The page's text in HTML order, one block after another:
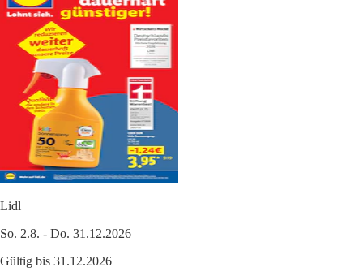
Lidl
So. 2.8. - Do. 31.12.2026
Gültig bis 31.12.2026